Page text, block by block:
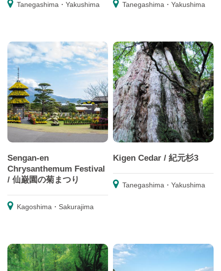
Tanegashima・Yakushima Tanegashima・Yakushima
Sengan-en
Chrysanthemum Festival
/ 仙巌園の菊まつり
Kagoshima・Sakurajima
Kigen Cedar / 紀元杉3
Tanegashima・Yakushima